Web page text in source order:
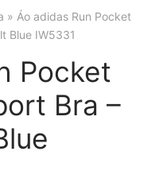
» Áo adidas Run Pocket
Blue IW5331
Pocket
Bra –